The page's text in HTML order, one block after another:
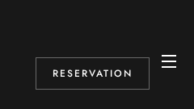
RESERVATION